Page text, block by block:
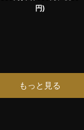
円)
もっと見る